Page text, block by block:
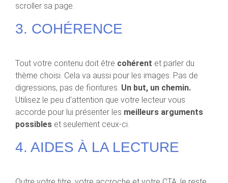
scroller sa page.
3. COHÉRENCE
Tout votre contenu doit être cohérent et parler du
thème choisi. Cela va aussi pour les images. Pas de
digressions, pas de fioritures. Un but, un chemin.
Utilisez le peu d’attention que votre lecteur vous
accorde pour lui présenter les meilleurs arguments
possibles et seulement ceux-ci.
4. AIDES À LA LECTURE